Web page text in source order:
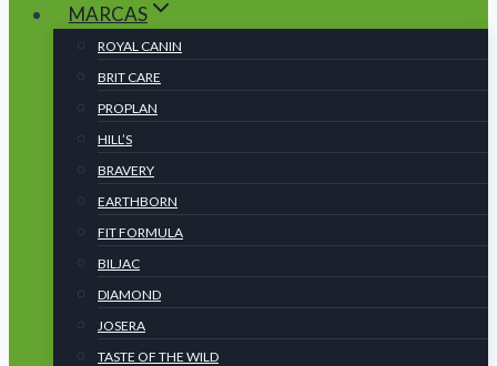
MARCAS
ROYAL CANIN
BRIT CARE
PROPLAN
HILL’S
BRAVERY
EARTHBORN
FIT FORMULA
BILJAC
DIAMOND
JOSERA
TASTE OF THE WILD